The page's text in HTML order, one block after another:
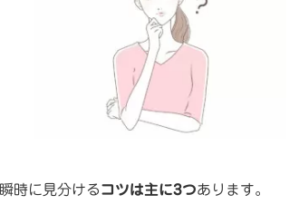
時に見分けるコツは主に3つあります。